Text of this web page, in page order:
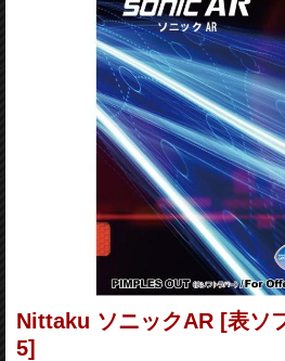
Nittaku ソニックAR [表ソ
5]